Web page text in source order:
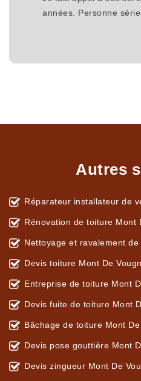
années. Personne
Autres
Réparateur installateur de
Rénovation de toiture Mont
Nettoyage et ravalement
Devis toiture Mont De
Entreprise de toiture Mont
Devis fuite de toiture Mont
Bâchage de toiture Mont
Devis pose gouttière Mont
Devis zingueur Mont De